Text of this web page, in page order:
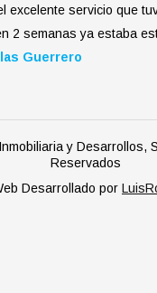
excelente servicio que
2 semanas ya estaba
Guerrero
y Desarrollos,
Reservados
Desarrollado por